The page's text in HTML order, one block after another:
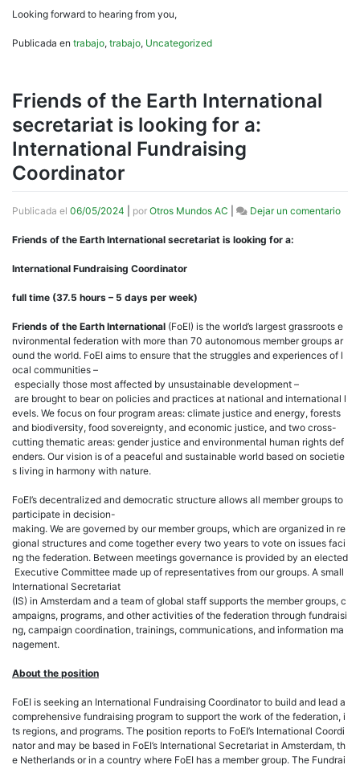
Looking forward to hearing from you,
Publicada en trabajo, trabajo, Uncategorized
Friends of the Earth International
secretariat is looking for a:
International Fundraising
Coordinator
Publicada el 06/05/2024 por Otros Mundos AC Dejar un comentarioen
for
a:
Friends of the Earth International secretariat is looking for a:
International Fundraising Coordinator
full time (37.5 hours – 5 days per week)
Friends of the Earth International (FoEI) is the world’s largest grassroots e
nvironmental federation with more than 70 autonomous member groups ar
ound the world. FoEI aims to ensure that the struggles and experiences of l
ocal communities –
especially those most affected by unsustainable development –
are brought to bear on policies and practices at national and international l
evels. We focus on four program areas: climate justice and energy, forests
and biodiversity, food sovereignty, and economic justice, and two cross-
cutting thematic areas: gender justice and environmental human rights def
enders. Our vision is of a peaceful and sustainable world based on societie
s living in harmony with nature.
FoEI’s decentralized and democratic structure allows all member groups to
participate in decision-
making. We are governed by our member groups, which are organized in re
gional structures and come together every two years to vote on issues faci
ng the federation. Between meetings governance is provided by an elected
Executive Committee made up of representatives from our groups. A small
International Secretariat
(IS) in Amsterdam and a team of global staff supports the member groups, c
ampaigns, programs, and other activities of the federation through fundraisi
ng, campaign coordination, trainings, communications, and information ma
nagement.
About the position
FoEI is seeking an International Fundraising Coordinator to build and lead a
comprehensive fundraising program to support the work of the federation, i
ts regions, and programs. The position reports to FoEI’s International Coordi
nator and may be based in FoEI’s International Secretariat in Amsterdam, th
e Netherlands or in a country where FoEI has a member group. The Fundrai